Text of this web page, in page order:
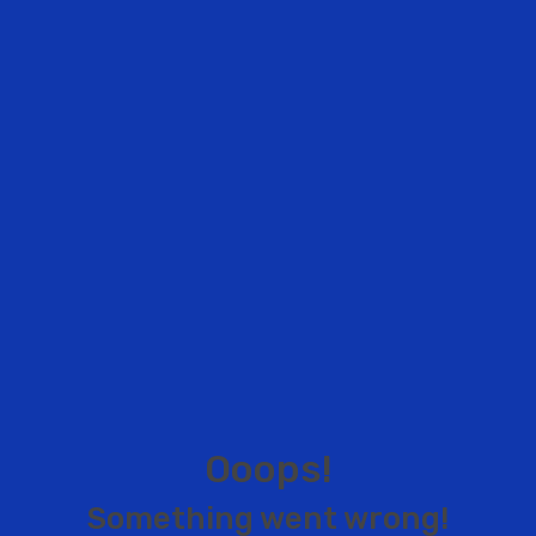
Ooops!
Something went wrong!